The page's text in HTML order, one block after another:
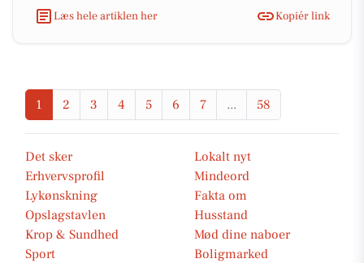
Læs hele artiklen her
Kopiér link
1 2 3 4 5 6 7 ... 58
Det sker
Lokalt nyt
Erhvervsprofil
Mindeord
Lykønskning
Fakta om
Opslagstavlen
Husstand
Krop & Sundhed
Mød dine naboer
Sport
Boligmarked